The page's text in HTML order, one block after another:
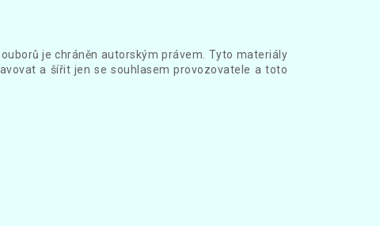
je chráněn autorským právem. Tyto materiály
a šířit jen se souhlasem provozovatele a toto